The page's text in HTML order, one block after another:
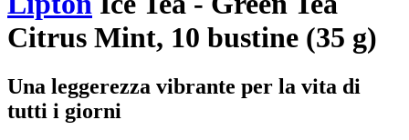
Citrus Mint, 10 bustine (35 g)
Una leggerezza vibrante per la vita di
tutti i giorni